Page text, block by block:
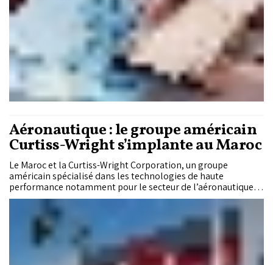
Aéronautique : le groupe américain
Curtiss-Wright s’implante au Maroc
Le Maroc et la Curtiss-Wright Corporation, un groupe
américain spécialisé dans les technologies de haute
performance notamment pour le secteur de l’aéronautique,
ont signé, mardi à Farnborough (100 km au sud-ouest de
Londres), un protocole d’accord visant le développement des
activités du groupe dans le secteur de l’aéronautique au